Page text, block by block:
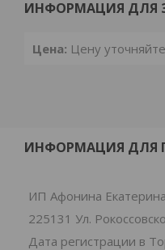
ИНФОРМАЦИЯ ДЛЯ
Цена: Цену уточняйте
ИНФОРМАЦИЯ ДЛЯ
ИП Афонина
225131 Ул.
Дата регистрации в